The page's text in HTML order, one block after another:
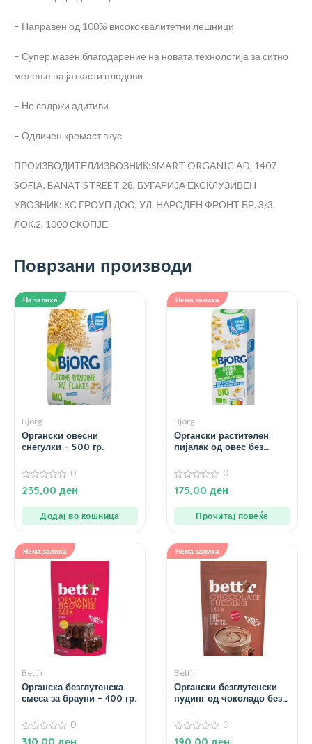
– Направен од 100% висококвалитетни лешници
– Супер мазен благодарение на новата технологија за ситно
мелење на јаткасти плодови
– Не содржи адитиви
– Одличен кремаст вкус
ПРОИЗВОДИТЕЛ/ИЗВОЗНИК:SMART ORGANIC AD, 1407
SOFIA, BANAT STREET 28, БУГАРИЈА ЕКСКЛУЗИВЕН
УВОЗНИК: КС ГРОУП ДОО, УЛ. НАРОДЕН ФРОНТ БР. 3/3,
ЛОК.2, 1000 СКОПЈЕ
Поврзани производи
На залиха
Bjorg
Органски овесни
снегулки – 500 гр.
0
од
0
235,00 ден
Додај во кошница
Нема залиха
Bjorg
Органски растителен
пијалак од овес без
0
од
0
175,00 ден
Прочитај повеќе
Нема залиха
Bett`r
Органска безглутенска
смеса за брауни – 400 гр.
0
0
Нема залиха
Bett`r
Органски безглутенски
пудинг од чоколадо без
0
0